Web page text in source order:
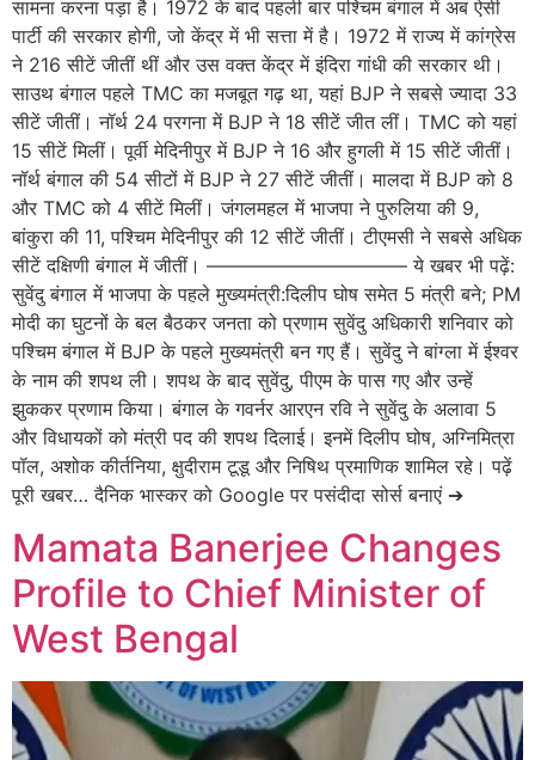
सामना करना पड़ा है। 1972 के बाद पहली बार पश्चिम बंगाल में अब ऐसी
पार्टी की सरकार होगी, जो केंद्र में भी सत्ता में है। 1972 में राज्य में कांग्रेस
ने 216 सीटें जीतीं थीं और उस वक्त केंद्र में इंदिरा गांधी की सरकार थी।
साउथ बंगाल पहले TMC का मजबूत गढ़ था, यहां BJP ने सबसे ज्यादा 33
सीटें जीतीं। नॉर्थ 24 परगना में BJP ने 18 सीटें जीत लीं। TMC को यहां
15 सीटें मिलीं। पूर्वी मेदिनीपुर में BJP ने 16 और हुगली में 15 सीटें जीतीं।
नॉर्थ बंगाल की 54 सीटों में BJP ने 27 सीटें जीतीं। मालदा में BJP को 8
और TMC को 4 सीटें मिलीं। जंगलमहल में भाजपा ने पुरुलिया की 9,
बांकुरा की 11, पश्चिम मेदिनीपुर की 12 सीटें जीतीं। टीएमसी ने सबसे अधिक
सीटें दक्षिणी बंगाल में जीतीं। ——————————– ये खबर भी पढ़ें:
सुवेंदु बंगाल में भाजपा के पहले मुख्यमंत्री:दिलीप घोष समेत 5 मंत्री बने; PM
मोदी का घुटनों के बल बैठकर जनता को प्रणाम सुवेंदु अधिकारी शनिवार को
पश्चिम बंगाल में BJP के पहले मुख्यमंत्री बन गए हैं। सुवेंदु ने बांग्ला में ईश्वर
के नाम की शपथ ली। शपथ के बाद सुवेंदु, पीएम के पास गए और उन्हें
झुककर प्रणाम किया। बंगाल के गवर्नर आरएन रवि ने सुवेंदु के अलावा 5
और विधायकों को मंत्री पद की शपथ दिलाई। इनमें दिलीप घोष, अग्निमित्रा
पॉल, अशोक कीर्तनिया, क्षुदीराम टूडू और निषिथ प्रमाणिक शामिल रहे। पढ़ें
पूरी खबर… दैनिक भास्कर को Google पर पसंदीदा सोर्स बनाएं ➔
Mamata Banerjee Changes
Profile to Chief Minister of
West Bengal